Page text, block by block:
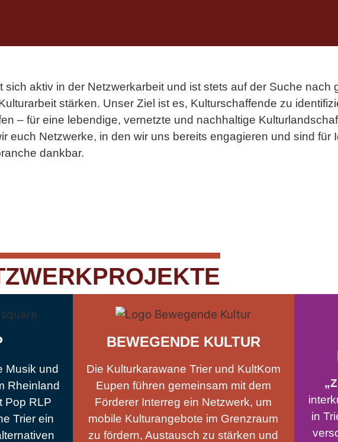
sich aktiv in der Netzwerkarbeit und ist stets auf der Suche nach
stärken. Unser Ziel ist es, Kulturschaffende zu
– für eine lebendige, vernetzte und nachhaltige
euch Netzwerke, in den wir uns bereits engagieren und sind für
dankbar.
Musik und
Rheinland
Pop RLP
Trier ein
BEWEGENDE KULTUR
Die Kulturkarawane Trier und KultKom
Eupen führen gemeinsam mit dem
Förderer Interreg ein Netzwerk, um
mobile Kulturangebote im Grenzraum
zu fördern, Austausch zu stärken und
in